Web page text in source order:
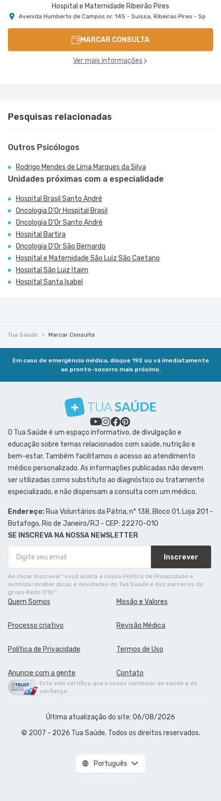
Hospital e Maternidade Ribeirão Pires
Avenida Humberto de Campos nr. 145 - Suissa, Ribeirao Pires - Sp
MARCAR CONSULTA
Ver mais informações
Pesquisas relacionadas
Outros Psicólogos
Rodrigo Mendes de Lima Marques da Silva
Unidades próximas com a especialidade
Hospital Brasil Santo André
Oncologia D'Or Hospital Brasil
Oncologia D'Or Santo André
Hospital Bartira
Oncologia D'Or São Bernardo
Hospital e Maternidade São Luiz São Caetano
Hospital São Luiz Itaim
Hospital Santa Isabel
Tua Saúde Marcar Consulta
Em caso de emergência médica, disque 192 ou vá imediatamente
ao pronto-socorro mais próximo.
O Tua Saúde é um espaço informativo, de divulgação e
educação sobre temas relacionados com saúde, nutrição e
bem-estar. Também facilitamos o acesso ao atendimento
médico personalizado. As informações publicadas não devem
ser utilizadas como substituto ao diagnóstico ou tratamento
especializado, e não dispensam a consulta com um médico.
Endereço: Rua Voluntários da Pátria, n° 138, Bloco 01, Loja 201 -
Botafogo, Rio de Janeiro/RJ - CEP: 22270-010
SE INSCREVA NA NOSSA NEWSLETTER
Inscrever
Ao clicar Inscrever" você aceita a nossa Política de Privacidade e
autoriza receber dicas e novidades do Tua Saúde e dos parceiros do
grupo Rede D'Or."
Quem Somos Missão e Valores
Processo criativo Revisão Médica
Política de Privacidade Termos de Uso
Anuncie com a gente Contato
Este selo certifica que o nosso conteúdo de saúde é de
confiança.
Última atualização do site: 06/08/2026
© 2007 - 2026 Tua Saúde. Todos os direitos reservados.
Português